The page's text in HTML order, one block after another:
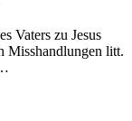
Vaters zu Jesus
Misshandlungen litt.